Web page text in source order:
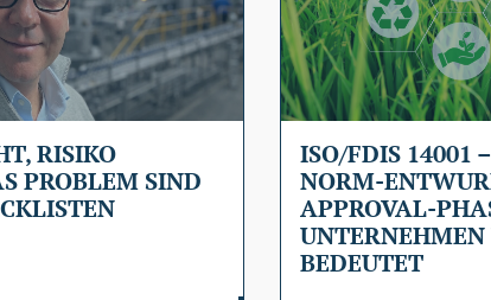
RISIKO
PROBLEM SIND
ISO/FDIS 14001
NORM-
APPROVAL-
BEDEUTET